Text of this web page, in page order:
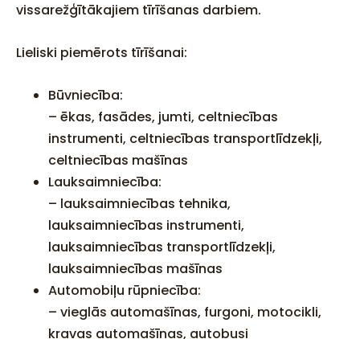
vissarežģītākajiem tīrīšanas darbiem.
Lieliski piemērots tīrīšanai:
Būvniecība:
– ēkas, fasādes, jumti, celtniecības
instrumenti, celtniecības transportlīdzekļi,
celtniecības mašīnas
Lauksaimniecība:
– lauksaimniecības tehnika,
lauksaimniecības instrumenti,
lauksaimniecības transportlīdzekļi,
lauksaimniecības mašīnas
Automobiļu rūpniecība:
– vieglās automašīnas, furgoni, motocikli,
kravas automašīnas, autobusi